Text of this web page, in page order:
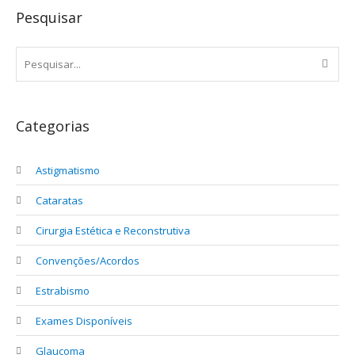
Pesquisar
Categorias
Astigmatismo
Cataratas
Cirurgia Estética e Reconstrutiva
Convenções/Acordos
Estrabismo
Exames Disponíveis
Glaucoma